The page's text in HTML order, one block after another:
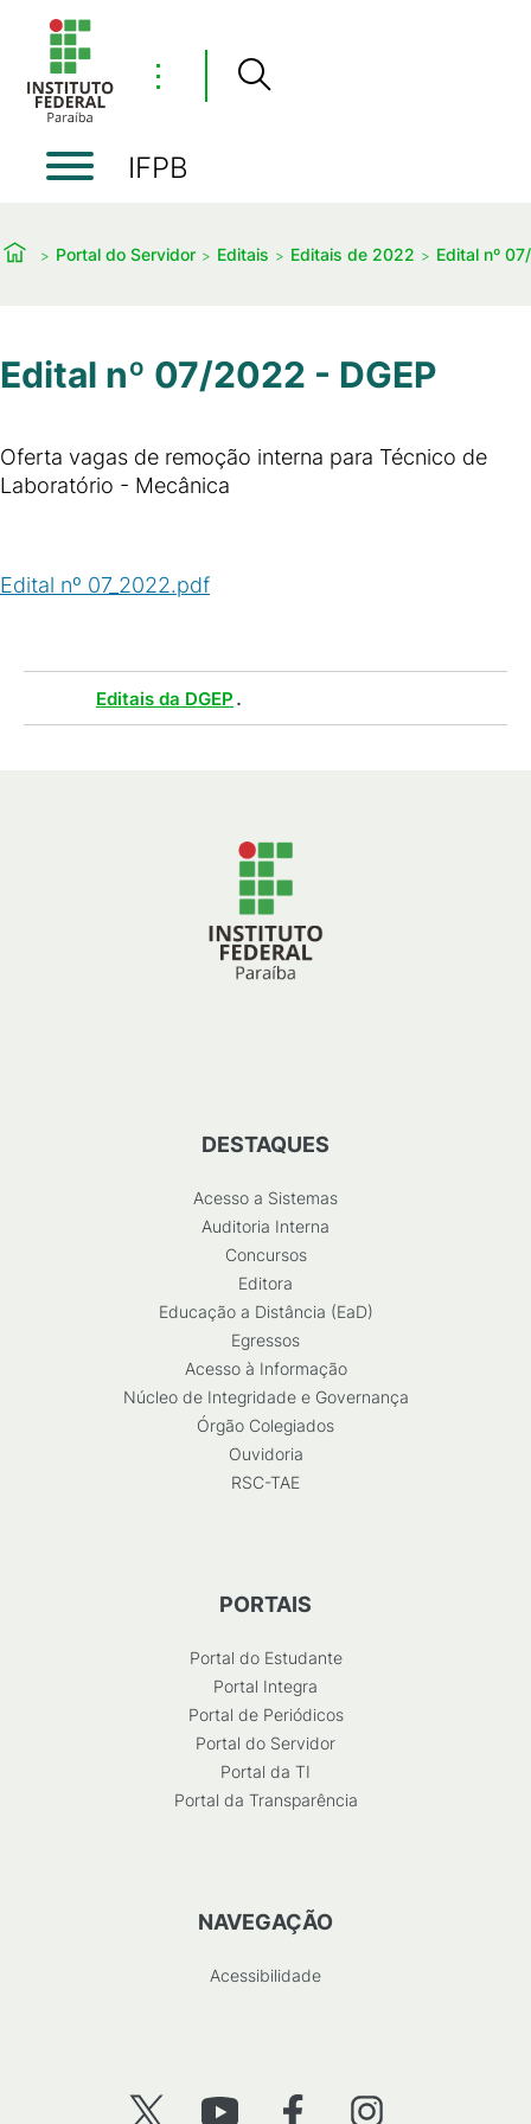
⋮
IFPB
Portal do Servidor Editais Editais de 2022 Edital nº
Edital nº 07/2022 - DGEP
Oferta vagas de remoção interna para Técnico de
Laboratório - Mecânica
Edital nº 07_2022.pdf
Editais da DGEP .
DESTAQUES
Acesso a Sistemas
Auditoria Interna
Concursos
Editora
Educação a Distância (EaD)
Egressos
Acesso à Informação
Núcleo de Integridade e Governança
Órgão Colegiados
Ouvidoria
RSC-TAE
PORTAIS
Portal do Estudante
Portal Integra
Portal de Periódicos
Portal do Servidor
Portal da TI
Portal da Transparência
NAVEGAÇÃO
Acessibilidade